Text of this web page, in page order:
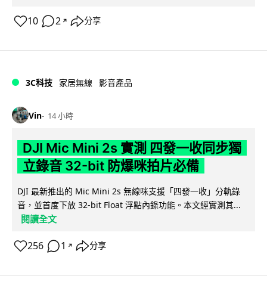
10 2 ↗ 分享
3C科技 家居無線 影音產品
Vin 14 小時
DJI Mic Mini 2s 實測 四發一收同步獨
立錄音 32-bit 防爆咪拍片必備
DJI 最新推出的 Mic Mini 2s 無線咪支援「四發一收」分軌錄
音，並首度下放 32-bit Float 浮點內錄功能。本文經實測其...
閱讀全文
256 1 ↗ 分享